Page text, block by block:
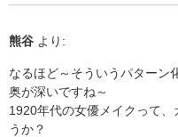
熊谷 より:
なるほど～そういうパターン
奥が深いですね～
1920年代の女優メイクって
うか？